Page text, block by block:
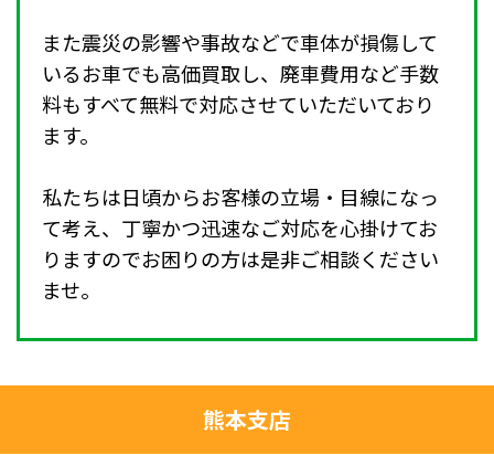
また震災の影響や事故などで車体が損傷して
いるお車でも高価買取し、廃車費用など手数
料もすべて無料で対応させていただいており
ます。
私たちは日頃からお客様の立場・目線になっ
て考え、丁寧かつ迅速なご対応を心掛けてお
りますのでお困りの方は是非ご相談ください
ませ。
熊本支店